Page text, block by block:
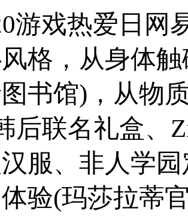
游戏热爱日网
格，从身体
书馆)，从物
后联名礼盒、
服、非人学
验(玛莎拉蒂